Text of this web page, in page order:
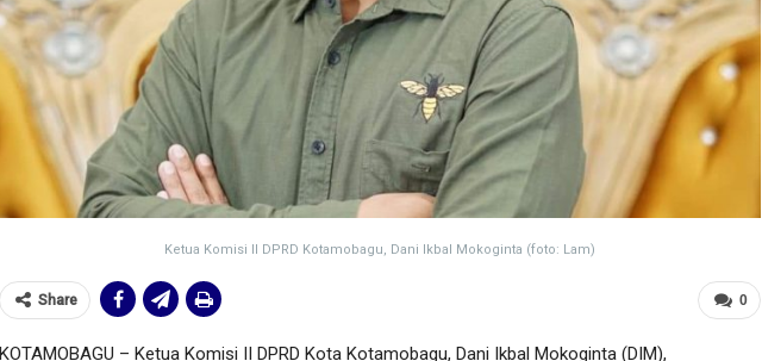
Ketua Komisi ll DPRD Kotamobagu, Dani Ikbal Mokoginta (foto: Lam)
0
Share
KOTAMOBAGU – Ketua Komisi II DPRD Kota Kotamobagu, Dani Ikbal Mokoginta (DIM),